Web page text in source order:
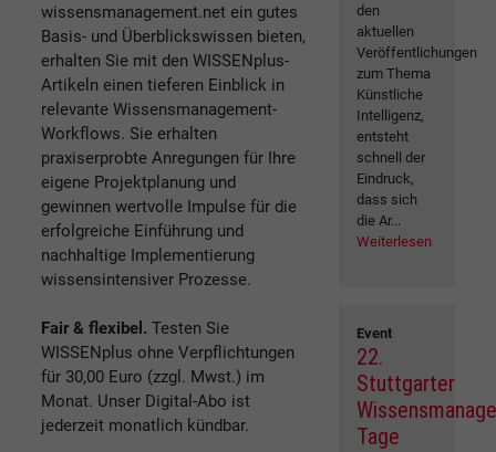
wissensmanagement.net ein gutes
Basis- und Überblickswissen bieten,
erhalten Sie mit den WISSENplus-
Artikeln einen tieferen Einblick in
relevante Wissensmanagement-
Workflows. Sie erhalten
praxiserprobte Anregungen für Ihre
eigene Projektplanung und
gewinnen wertvolle Impulse für die
erfolgreiche Einführung und
nachhaltige Implementierung
wissensintensiver Prozesse.
Fair & flexibel. Testen Sie
WISSENplus ohne Verpflichtungen
für 30,00 Euro (zzgl. Mwst.) im
Monat. Unser Digital-Abo ist
jederzeit monatlich kündbar.
den
aktuellen
Veröffentlichungen
zum Thema
Künstliche
Intelligenz,
entsteht
schnell der
Eindruck,
dass sich
die Ar...
Weiterlesen
Event
22.
Stuttgarter
Tage